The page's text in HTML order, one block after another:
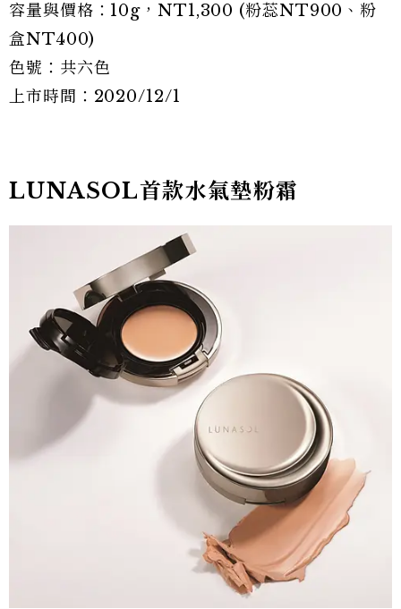
容量與價格：10g，NT1,300 (粉蕊NT900、粉
盒NT400)
色號：共六色
上市時間：2020/12/1
LUNASOL首款水氣墊粉霜